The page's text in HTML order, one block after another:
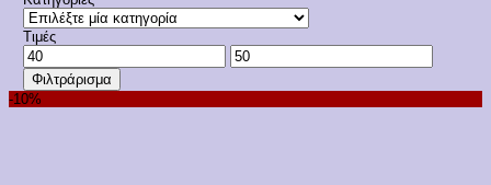
Τιμές
Ελάχιστη
τιμή
Μέγιστη
τιμή
Φιλτράρισμα
-10%